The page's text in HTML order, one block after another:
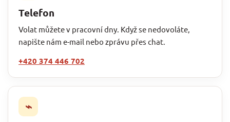
Telefon
Volat můžete v pracovní dny. Když se nedovoláte,
napište nám e-mail nebo zprávu přes chat.
+420 374 446 702
⌁